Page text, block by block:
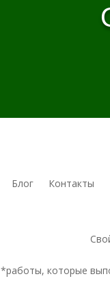
Блог Контакты
*работы, которые